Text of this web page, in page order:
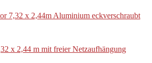
7,32 x 2,44m Aluminium eckverschraubt
x 2,44 m mit freier Netzaufhängung